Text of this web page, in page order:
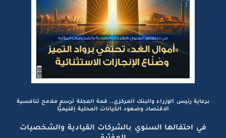
برعاية رئيس الوزراء والبنك المركزي.. قمة المجلة ترسم ملامح تنافسية
الاقتصاد وصعود الكيانات المحلية إقليميًّا
في احتفالها السنوي بالشركات القيادية والشخصيات